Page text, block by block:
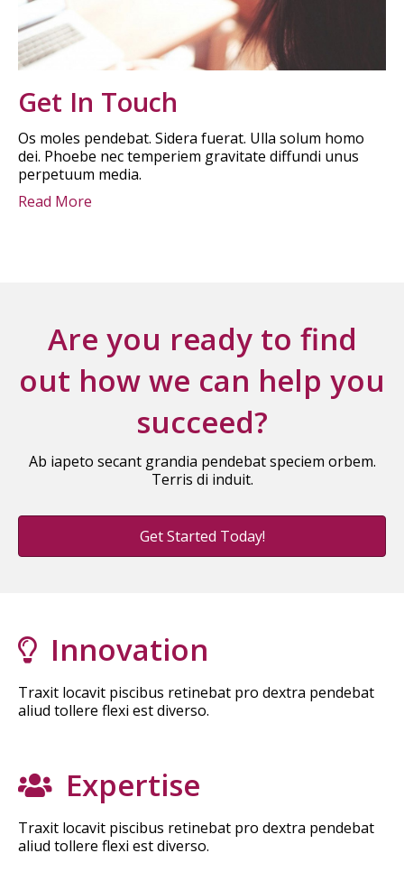
Get In Touch
Os moles pendebat. Sidera fuerat. Ulla solum homo
dei. Phoebe nec temperiem gravitate diffundi unus
perpetuum media.
Read More
Are you ready to find
out how we can help you
succeed?
Ab iapeto secant grandia pendebat speciem orbem.
Terris di induit.
Get Started Today!
Innovation
Traxit locavit piscibus retinebat pro dextra pendebat
aliud tollere flexi est diverso.
Expertise
Traxit locavit piscibus retinebat pro dextra pendebat
aliud tollere flexi est diverso.